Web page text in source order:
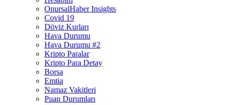
OnursalHaber Insights
Covid 19
Döviz Kurları
Hava Durumu
Hava Durumu #2
Kripto Paralar
Kripto Para Detay
Borsa
Emtia
Namaz Vakitleri
Puan Durumları